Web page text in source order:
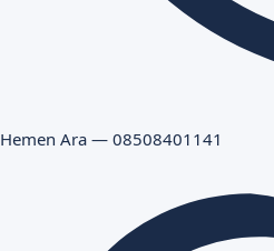
Hemen Ara — 08508401141